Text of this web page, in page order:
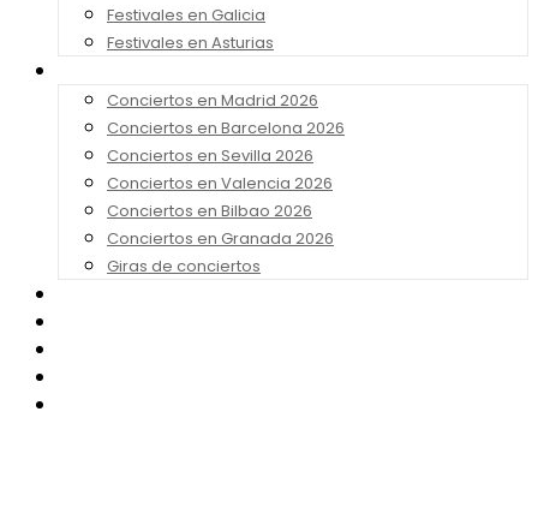
Festivales en Galicia
Festivales en Asturias
Conciertos en Madrid 2026
Conciertos en Barcelona 2026
Conciertos en Sevilla 2026
Conciertos en Valencia 2026
Conciertos en Bilbao 2026
Conciertos en Granada 2026
Giras de conciertos